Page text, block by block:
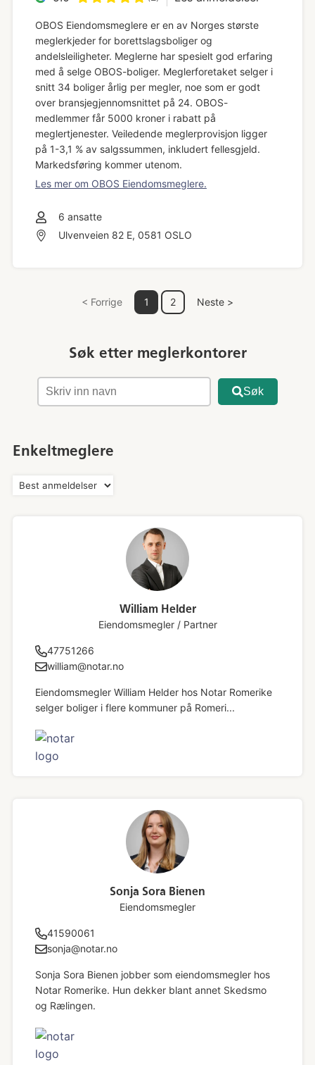
OBOS Eiendomsmeglere er en av Norges største
meglerkjeder for borettslagsboliger og
andelsleiligheter. Meglerne har spesielt god erfaring
med å selge OBOS-boliger. Meglerforetaket selger i
snitt 34 boliger årlig per megler, noe som er godt
over bransjegjennomsnittet på 24. OBOS-
medlemmer får 5000 kroner i rabatt på
meglertjenester. Veiledende meglerprovisjon ligger
på 1-3,1 % av salgssummen, inkludert fellesgjeld.
Markedsføring kommer utenom.
Les mer om OBOS Eiendomsmeglere.
6 ansatte
Ulvenveien 82 E, 0581 OSLO
< Forrige 1 2 Neste >
Søk etter meglerkontorer
Søk
Enkeltmeglere
William Helder
Eiendomsmegler / Partner
47751266
william@notar.no
Eiendomsmegler William Helder hos Notar Romerike
selger boliger i flere kommuner på Romeri...
Sonja Sora Bienen
Eiendomsmegler
41590061
sonja@notar.no
Sonja Sora Bienen jobber som eiendomsmegler hos
Notar Romerike. Hun dekker blant annet Skedsmo
og Rælingen.